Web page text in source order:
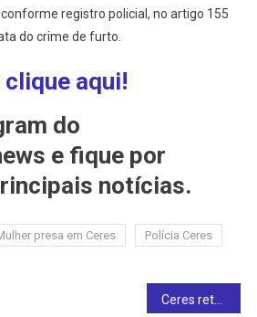
registro policial, no artigo 155
do crime de furto.
clique aqui!
do
e fique por
notícias.
presa em Ceres
Polícia Ceres